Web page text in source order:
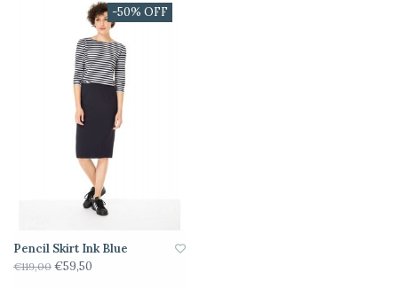
-50% OFF
Pencil Skirt Ink Blue
€119,00 €59,50